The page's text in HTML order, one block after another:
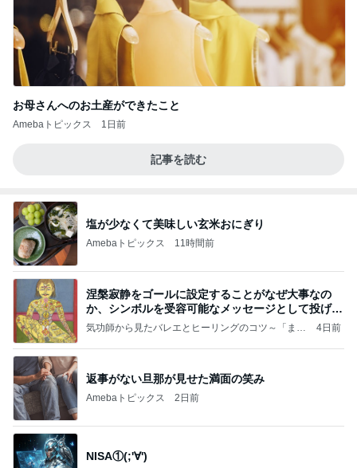
お母さんへのお土産ができたこと
Amebaトピックス 1日前
記事を読む
塩が少なくて美味しい玄米おにぎり
Amebaトピックス 11時間前
涅槃寂静をゴールに設定することがなぜ大事なの
か、シンボルを受容可能なメッセージとして投げる
ことが
気功師から見たバレエとヒーリングのコツ～「まと
4日前
返事がない旦那が見せた満面の笑み
Amebaトピックス 2日前
NISA①(;'∀')